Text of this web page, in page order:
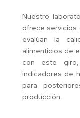
Nuestro
ofrece servicios
evalúan la
alimenticios de
con este
indicadores de
para
producción.